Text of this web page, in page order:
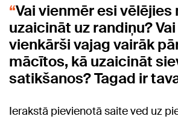
Vai vienmēr esi vēlējies
uzaicināt uz randiņu?
vienkārši vajag vairāk
mācītos, kā uzaicināt
satikšanos? Tagad ir
Ierakstā pievienotā saite ved uz